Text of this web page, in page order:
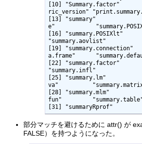
[10] "Summary.factor"
ric_version"
[13] "summary"
e"
[16] "summary.POSIXlt"
"summary.aovlist"
[19] "summary.connection"
a.frame"
[22] "summary.factor"
"summary.infl"
[25] "summary.lm"
va"
[28] "summary.mlm"
fun"
[31]
部分マッチを避けるために attr() が
FALSE）を持つようになった。